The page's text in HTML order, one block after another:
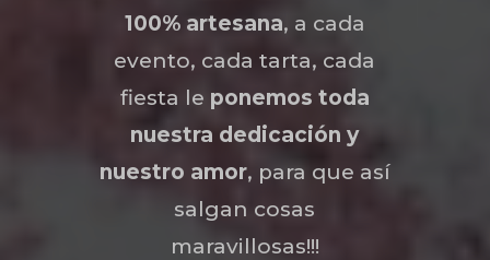
100% artesana, a cada
evento, cada tarta, cada
fiesta le ponemos toda
nuestra dedicación y
nuestro amor, para que así
salgan cosas
maravillosas!!!